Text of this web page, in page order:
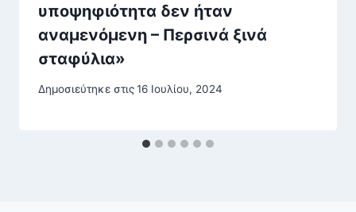
υποψηφιότητα δεν ήταν
αναμενόμενη – Περσινά ξινά
σταφύλια»
Δημοσιεύτηκε στις16 Ιουλίου, 2024